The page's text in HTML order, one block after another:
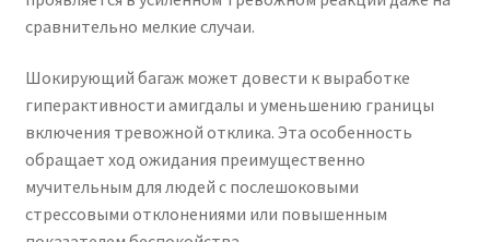
сравнительно мелкие случаи.
Шокирующий багаж может довести к выработке
гиперактивности амигдалы и уменьшению границы
включения тревожной отклика. Эта особенность
обращает ход ожидания преимущественно
мучительным для людей с послешоковыми
стрессовыми отклонениями или повышенным